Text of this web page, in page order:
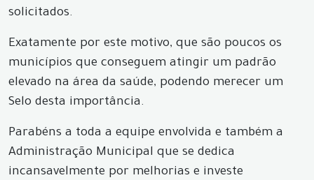
solicitados.
Exatamente por este motivo, que são poucos os
municípios que conseguem atingir um padrão
elevado na área da saúde, podendo merecer um
Selo desta importância.
Parabéns a toda a equipe envolvida e também a
Administração Municipal que se dedica
incansavelmente por melhorias e investe